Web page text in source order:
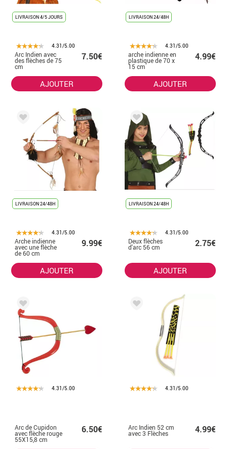
LIVRAISON 4/5 JOURS
4.31/5.00
Arc Indien avec
des flèches de 75
cm
7.50€
AJOUTER
LIVRAISON 24/48H
4.31/5.00
arche indienne en
plastique de 70 x
15 cm
4.99€
AJOUTER
LIVRAISON 24/48H
4.31/5.00
Arche indienne
avec une flèche
de 60 cm
9.99€
AJOUTER
LIVRAISON 24/48H
4.31/5.00
Deux flèches
d'arc 56 cm 2.75€
AJOUTER
4.31/5.00
Arc de Cupidon
avec flèche rouge
55X15,8 cm
6.50€
4.31/5.00
Arc Indien 52 cm
avec 3 Flèches 4.99€